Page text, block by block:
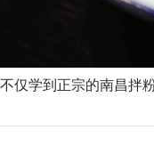
学到正宗的南昌拌粉